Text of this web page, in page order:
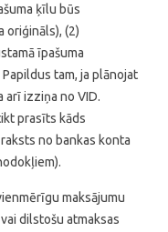
ķīlu būs
oriģināls), (2)
īpašuma
tam, ja plānojat
arī izziņa no VID.
prasīts kāds
no bankas konta
maksājumu
dilstošu atmaksas